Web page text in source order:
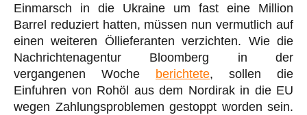
Einmarsch in die Ukraine um fast eine Million
Barrel reduziert hatten, müssen nun vermutlich auf
einen weiteren Öllieferanten verzichten. Wie die
Nachrichtenagentur Bloomberg in der
vergangenen Woche berichtete, sollen die
Einfuhren von Rohöl aus dem Nordirak in die EU
wegen Zahlungsproblemen gestoppt worden sein.